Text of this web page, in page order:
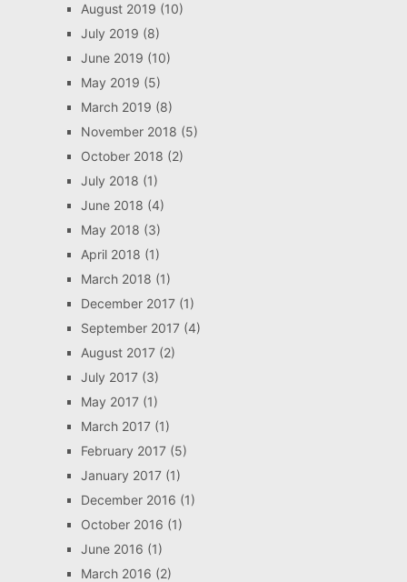
August 2019 (10)
July 2019 (8)
June 2019 (10)
May 2019 (5)
March 2019 (8)
November 2018 (5)
October 2018 (2)
July 2018 (1)
June 2018 (4)
May 2018 (3)
April 2018 (1)
March 2018 (1)
December 2017(1)
September 2017(4)
August 2017(2)
July 2017(3)
May 2017(1)
March 2017(1)
February 2017(5)
January 2017(1)
December 2016 (1)
October 2016 (1)
June 2016 (1)
March 2016 (2)